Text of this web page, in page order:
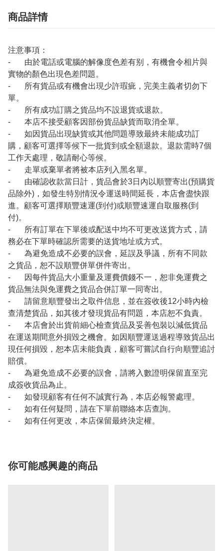
商品詳情
注意事項：
- 由於電話或電腦的解像度色差有别，有機會令相片與
實物的顏色出現色差問題。
- 所有貨品或有機會出現少許瑕疵，完美主義者切勿下
單。
- 所有成功訂購之貨品均不設退貨或退款。
- 本店不接受顧客因部份貨品缺貨而取消全單。
- 如因貨品出現缺貨或其他問題導致最終未能成功訂
購，顧客可選擇等候下一批貨到或全額退款。退款需時7個
工作天處理，敬請耐心等候。
- 走單或棄單者將被本店列入黑名單。
- 由確認收款當日計，貨品會於3日內以順豐寄出(預購貨
品除外)，如發生特別情況令運送時間延長，本店會盡快跟
進。顧客可選擇順豐速運(到付)或順豐速運自取服務(到
付)。
- 所有訂單在下單後或配送中均不可更改送貨方式，請
務必在下單時確認所需要的送貨地址或方式。
- 為避免造成不必要的誤會，延誤及爭議，所有不同款
之貨品，恕不設順豐併單併件寄出。
- 因每件貨品大小重量及運費價錢不一，恕非免運費之
貨品無法與免運費之貨品合併訂單一同寄出。
- 請留意順豐發出之取件信息，並在簽收後12小時內檢
查清楚貨品，如其後才發現貨品有問題，本店恕不負責。
- 本店會於出貨前細心檢查貨品及妥善包裝以減低貨品
在運送期間意外損毀之機會。如因順豐運送過程導致貨品出
現任何損毀，恕本店未能負責，顧客可嘗試自行向順豐追討
賠償。
- 為避免造成不必要的誤會，請將入數證明保留直至完
成簽收貨品為止。
- 如發現顧客有任何不誠實行為，本店必報警處理。
- 如有任何疑問，請在下單前聯絡本店查詢。
- 如有任何更改，本店保留最終決定權。
你可能感興趣的商品